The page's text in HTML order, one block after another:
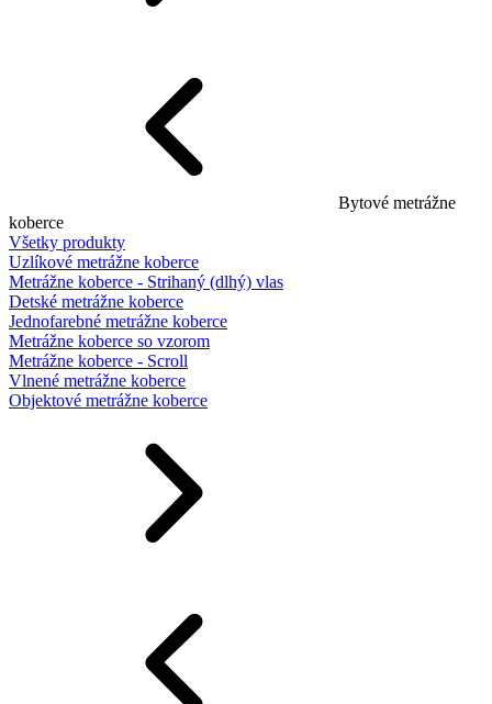
Bytové metrážne
koberce
Všetky produkty
Uzlíkové metrážne koberce
Metrážne koberce - Strihaný (dlhý) vlas
Detské metrážne koberce
Jednofarebné metrážne koberce
Metrážne koberce so vzorom
Metrážne koberce - Scroll
Vlnené metrážne koberce
Objektové metrážne koberce